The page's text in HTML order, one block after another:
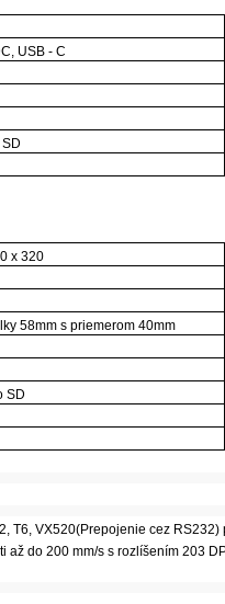
USB - C
x 320
58mm s priemerom 40mm
SD
T6, VX520(Prepojenie cez
do 200 mm/s s rozlíšením 203